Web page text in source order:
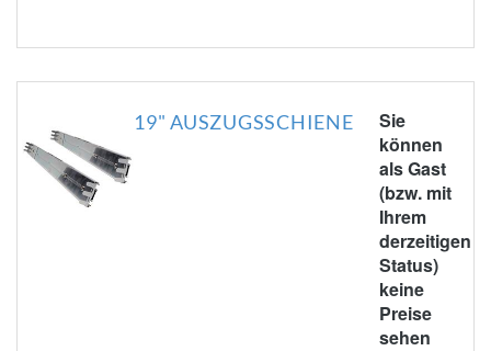
19" AUSZUGSSCHIENE
Sie
können
als Gast
(bzw. mit
Ihrem
derzeitigen
Status)
keine
Preise
sehen